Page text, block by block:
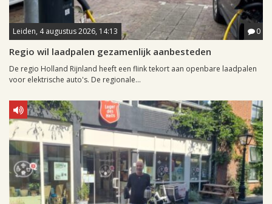
Leiden, 4 augustus 2026, 14:13 0
Regio wil laadpalen gezamenlijk aanbesteden
De regio Holland Rijnland heeft een flink tekort aan openbare laadpalen
voor elektrische auto's. De regionale...